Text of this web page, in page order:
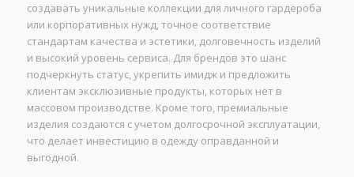
создавать уникальные коллекции для личного гардероба
или корпоративных нужд, точное соответствие
стандартам качества и эстетики, долговечность изделий
и высокий уровень сервиса. Для брендов это шанс
подчеркнуть статус, укрепить имидж и предложить
клиентам эксклюзивные продукты, которых нет в
массовом производстве. Кроме того, премиальные
изделия создаются с учетом долгосрочной эксплуатации,
что делает инвестицию в одежду оправданной и
выгодной.